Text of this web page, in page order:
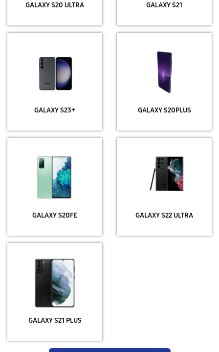
GALAXY S20 ULTRA GALAXY S21
GALAXY S23+ GALAXY S20PLUS
GALAXY S20FE GALAXY S22 ULTRA
GALAXY S21 PLUS